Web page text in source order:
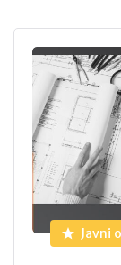
Javni